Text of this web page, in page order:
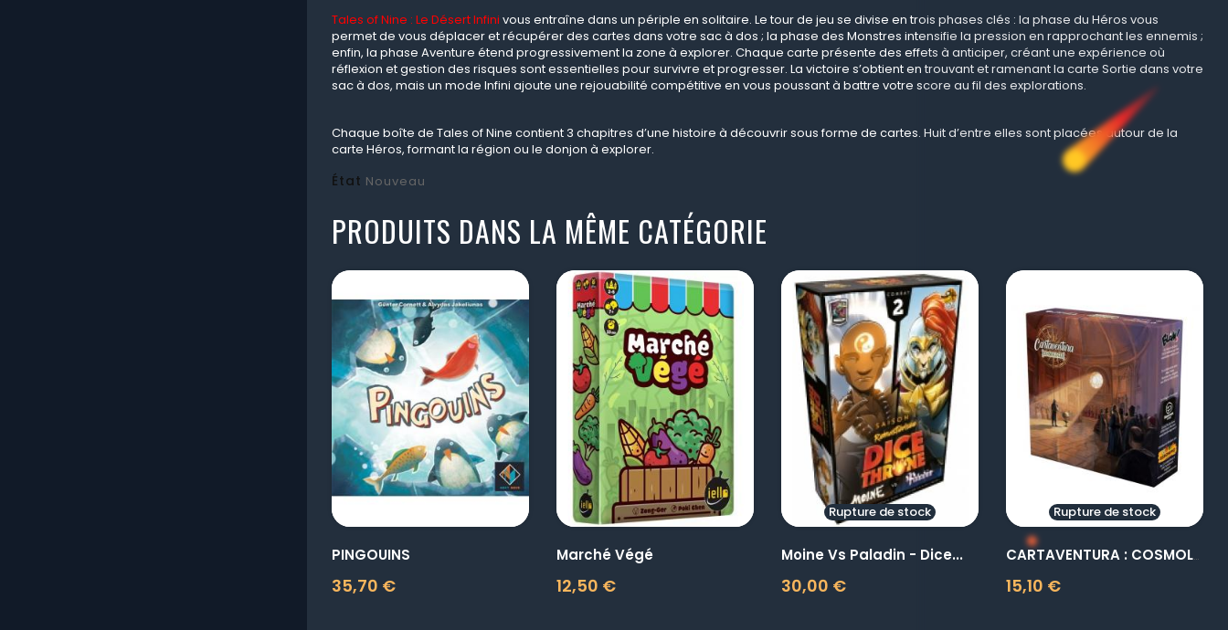
Tales of Nine : Le Désert Infini vous entraîne dans un périple en solitaire. Le tour de jeu se divise en trois phases clés : la phase du Héros vous
permet de vous déplacer et récupérer des cartes dans votre sac à dos ; la phase des Monstres intensifie la pression en rapprochant les ennemis ;
enfin, la phase Aventure étend progressivement la zone à explorer. Chaque carte présente des effets à anticiper, créant une expérience où
réflexion et gestion des risques sont essentielles pour survivre et progresser. La victoire s’obtient en trouvant et ramenant la carte Sortie dans votre
sac à dos, mais un mode Infini ajoute une rejouabilité compétitive en vous poussant à battre votre score au fil des explorations.
Chaque boîte de Tales of Nine contient 3 chapitres d’une histoire à découvrir sous forme de cartes. Huit d’entre elles sont placées autour de la
carte Héros, formant la région ou le donjon à explorer.
État Nouveau
PRODUITS DANS LA MÊME CATÉGORIE
visibility
PINGOUINS
35,70 €
Prix
Marché Végé
12,50 €
Prix
visibility
Rupture de stock
Moine Vs Paladin - Dice...
30,00 €
Prix
visibility
Rupture de stock
CARTAVENTURA : COSMOLOGIA
15,10 €
Prix